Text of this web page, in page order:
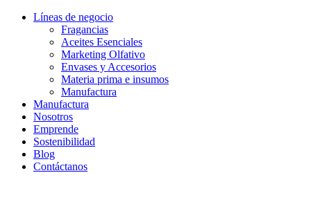
Líneas de negocio
Fragancias
Aceites Esenciales
Marketing Olfativo
Envases y Accesorios
Materia prima e insumos
Manufactura
Manufactura
Nosotros
Emprende
Sostenibilidad
Blog
Contáctanos